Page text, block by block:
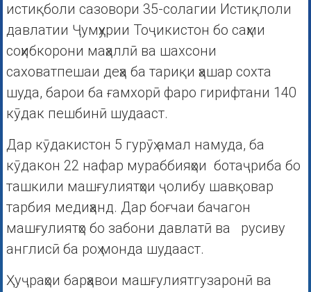
истиқболи сазовори 35-солагии Истиқлоли
давлатии Ҷумҳурии Тоҷикистон бо саҳми
соҳибкорони маҳаллӣ ва шахсони
саховатпешаи деҳа ба тариқи ҳашар сохта
шуда, барои ба ғамхорӣ фаро гирифтани 140
кӯдак пешбинӣ шудааст.
Дар кӯдакистон 5 гурӯҳ амал намуда, ба
кӯдакон 22 нафар мураббияҳои ботаҷриба бо
ташкили машғулиятҳои ҷолибу шавқовар
тарбия медиҳанд. Дар боғчаи бачагон
машғулиятҳо бо забони давлатӣ ва русиву
англисӣ ба роҳ монда шудааст.
Ҳуҷраҳои барҳавои машғулиятгузаронӣ ва